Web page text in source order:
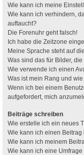
Wie kann ich meine
Wie kann ich verhindern,
auftaucht?
Die Forenuhr geht falsch!
Ich habe die Zeitzone
Meine Sprache steht auf
Was sind das für Bilder,
Wie verwende ich einen
Was ist mein Rang und
Wenn ich bei einem
aufgefordert, mich
Beiträge schreiben
Wie erstelle ich ein neues
Wie kann ich einen
Wie kann ich meinem
Wie kann ich eine